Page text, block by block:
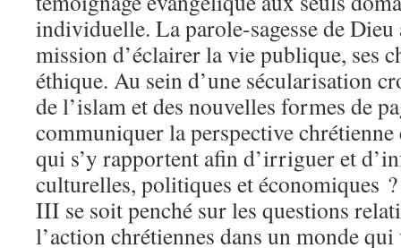
individuelle. La parole-sagesse de Dieu
mission d’éclairer la vie publique, ses
éthique. Au sein d’une sécularisation
de l’islam et des nouvelles formes de
communiquer la perspective
qui s’y rapportent afin d’irriguer et
culturelles, politiques et économiques
III se soit penché sur les questions
l’action chrétiennes dans un monde